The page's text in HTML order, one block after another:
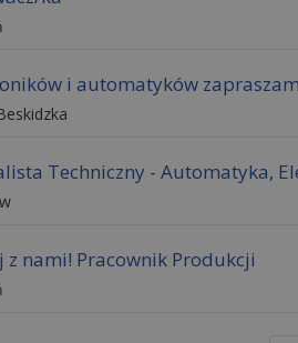
i automatyków
Techniczny - Automatyka,
z nami! Pracownik Produkcji